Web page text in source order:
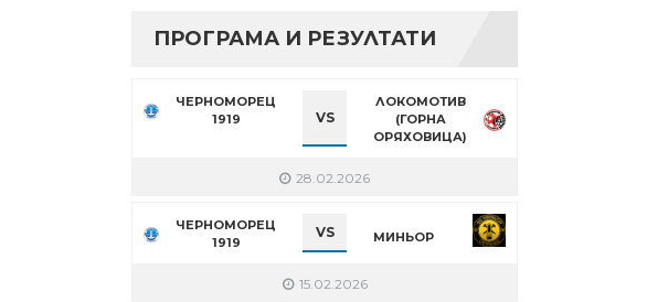
ПРОГРАМА И РЕЗУЛТАТИ
ЧЕРНОМОРЕЦ
1919
VS
ЛОКОМОТИВ
(ГОРНА
ОРЯХОВИЦА)
28.02.2026
ЧЕРНОМОРЕЦ
1919
VS МИНЬОР
15.02.2026